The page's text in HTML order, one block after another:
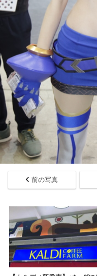
前の写真